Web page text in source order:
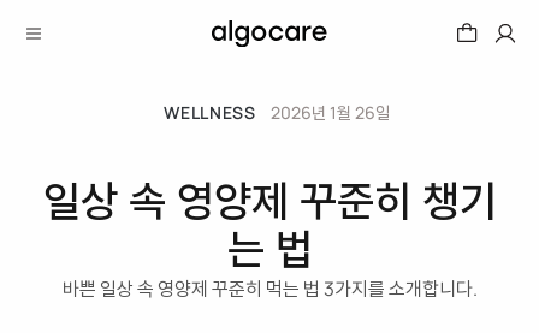
WELLNESS 2026년 1월 26일
일상 속 영양제 꾸준히 챙기
는 법
바쁜 일상 속 영양제 꾸준히 먹는 법 3가지를 소개합니다.